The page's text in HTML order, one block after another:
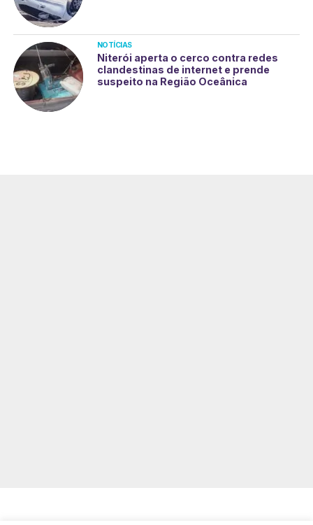
NOTÍCIAS
Niterói aperta o cerco contra redes
clandestinas de internet e prende
suspeito na Região Oceânica